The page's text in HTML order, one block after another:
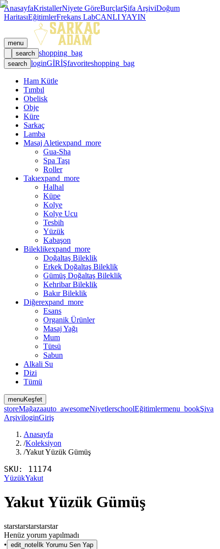
AnasayfaKristallerNiyete GöreBurçlarŞifa ArşiviDoğum
HaritasıEğitimlerFrekans LabCANLI YAYIN
menu
search shopping_bag
search loginGİRİŞfavoriteshopping_bag
Ham Kütle
Tımbıl
Obelisk
Obje
Küre
Sarkaç
Lamba
Masaj Aletiexpand_more
Gua-Sha
Spa Taşı
Roller
Takıexpand_more
Halhal
Küpe
Kolye
Kolye Ucu
Tesbih
Yüzük
Kabaşon
Bileklikexpand_more
Doğaltaş Bileklik
Erkek Doğaltaş Bileklik
Gümüş Doğaltaş Bileklik
Kehribar Bileklik
Bakır Bileklik
Diğerexpand_more
Esans
Organik Ürünler
Masaj Yağı
Mum
Tütsü
Sabun
Alkali Su
Dizi
Tümü
menuKeşfet
storeMağazaauto_awesomeNiyetlerschoolEğitimlermenu_bookŞiva
ArşiviloginGiriş
Anasayfa
/Koleksiyon
/Yakut Yüzük Gümüş
SKU: 11174
YüzükYakut
Yakut Yüzük Gümüş
starstarstarstarstar
Henüz yorum yapılmadı
• edit_note İlk Yorumu Sen Yap